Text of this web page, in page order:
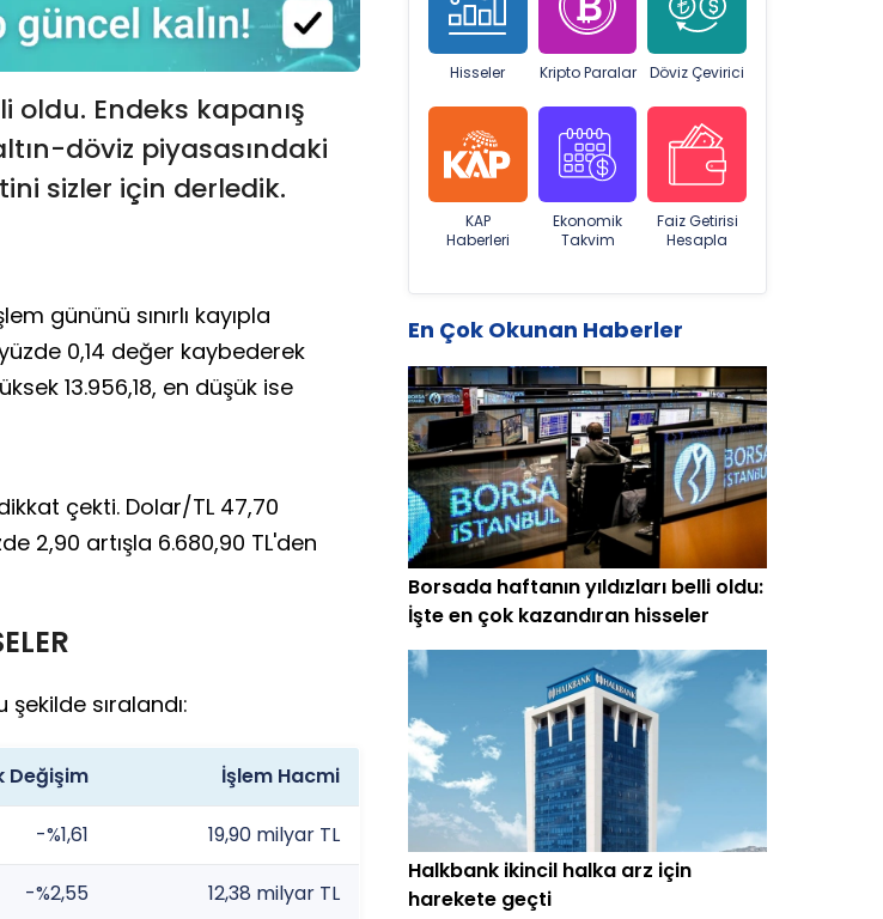
Endeks kapanış
döviz piyasasındaki
sizler için derledik.
gününü sınırlı kayıpla
0,14 değer kaybederek
13.956,18, en düşük ise
çekti. Dolar/TL 47,70
2,90 artışla 6.680,90 TL'den
sıralandı:
Değişim İşlem Hacmi
-%1,61 19,90 milyar TL
-%2,55 12,38 milyar TL
Hisseler Kripto Paralar Döviz Çevirici
KAP
Haberleri
Ekonomik
Takvim
Faiz Getirisi
Hesapla
En Çok Okunan Haberler
Borsada haftanın yıldızları belli oldu:
İşte en çok kazandıran hisseler
Halkbank ikincil halka arz için
harekete geçti